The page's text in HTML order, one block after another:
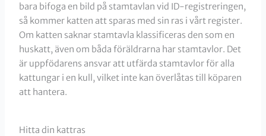
bara bifoga en bild på stamtavlan vid ID-registreringen,
så kommer katten att sparas med sin ras i vårt register.
Om katten saknar stamtavla klassificeras den som en
huskatt, även om båda föräldrarna har stamtavlor. Det
är uppfödarens ansvar att utfärda stamtavlor för alla
kattungar i en kull, vilket inte kan överlåtas till köparen
att hantera.
Hitta din kattras